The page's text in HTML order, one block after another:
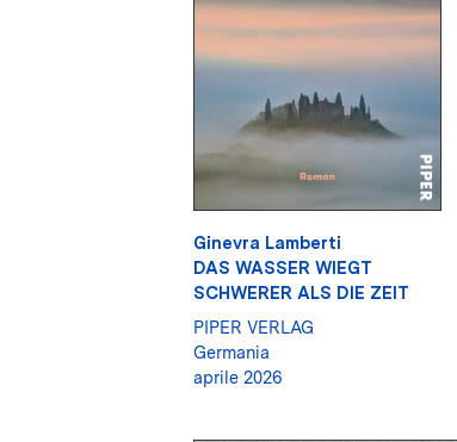
Ginevra Lamberti
DAS WASSER WIEGT
SCHWERER ALS DIE ZEIT
PIPER VERLAG
Germania
aprile 2026